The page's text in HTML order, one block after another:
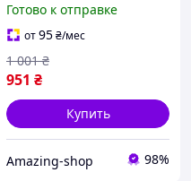
220х240. Цвет
Гранатовый
Готово к отправке
от95₴/мес
951 ₴
1 001 ₴
Купить
Amazing-shop 98%